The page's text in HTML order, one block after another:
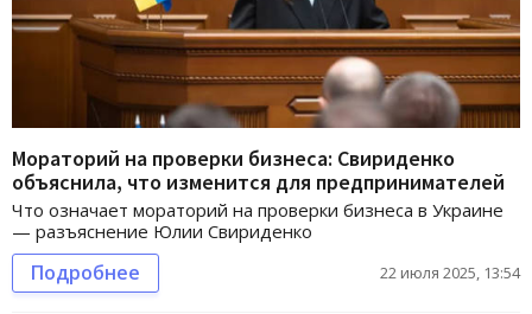
Мораторий на проверки бизнеса: Свириденко
объяснила, что изменится для предпринимателей
Что означает мораторий на проверки бизнеса в Украине
— разъяснение Юлии Свириденко
Подробнее 22 июля 2025, 13:54